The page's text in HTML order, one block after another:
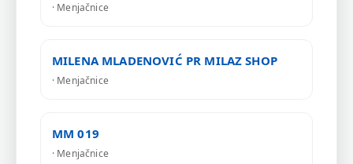
· Menjačnice
MILENA MLADENOVIĆ PR MILAZ SHOP
· Menjačnice
MM 019
· Menjačnice